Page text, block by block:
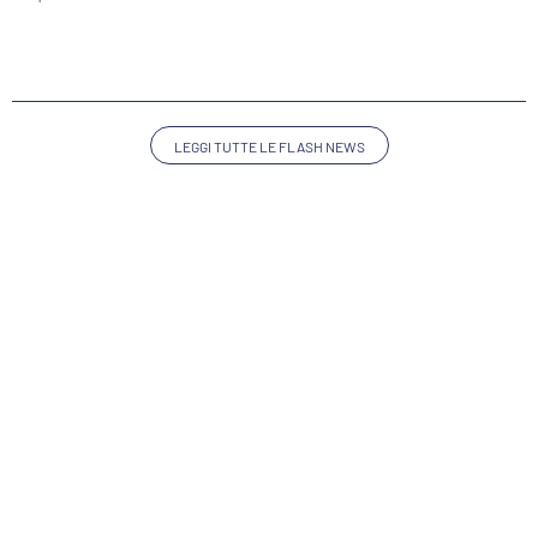
TICKET GIFT CARD
MUTTI TRAINING CENTER
STADIO TARDINI
LEGGI TUTTE LE FLASH NEWS